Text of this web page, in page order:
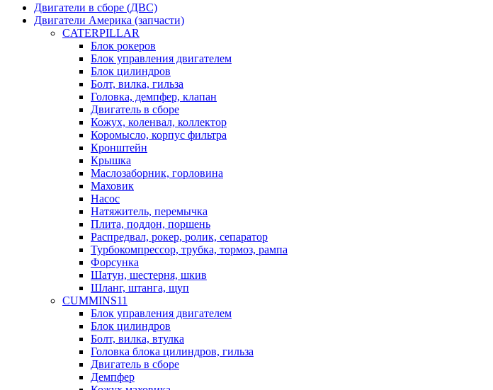
Двигатели в сборе (ДВС)
Двигатели Америка (запчасти)
CATERPILLAR
Блок рокеров
Блок управления двигателем
Блок цилиндров
Болт, вилка, гильза
Головка, демпфер, клапан
Двигатель в сборе
Кожух, коленвал, коллектор
Коромысло, корпус фильтра
Кронштейн
Крышка
Маслозаборник, горловина
Маховик
Насос
Натяжитель, перемычка
Плита, поддон, поршень
Распредвал, рокер, ролик, сепаратор
Турбокомпрессор, трубка, тормоз, рампа
Форсунка
Шатун, шестерня, шкив
Шланг, штанга, щуп
CUMMINS11
Блок управления двигателем
Блок цилиндров
Болт, вилка, втулка
Головка блока цилиндров, гильза
Двигатель в сборе
Демпфер